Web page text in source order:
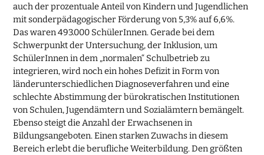
auch der prozentuale Anteil von Kindern und Jugendlichen
mit sonderpädagogischer Förderung von 5,3% auf 6,6%.
Das waren 493.000 SchülerInnen. Gerade bei dem
Schwerpunkt der Untersuchung, der Inklusion, um
SchülerInnen in dem „normalen“ Schulbetrieb zu
integrieren, wird noch ein hohes Defizit in Form von
länderunterschiedlichen Diagnoseverfahren und eine
schlechte Abstimmung der bürokratischen Institutionen
von Schulen, Jugendämtern und Sozialämtern bemängelt.
Ebenso steigt die Anzahl der Erwachsenen in
Bildungsangeboten. Einen starken Zuwachs in diesem
Bereich erlebt die berufliche Weiterbildung. Den größten